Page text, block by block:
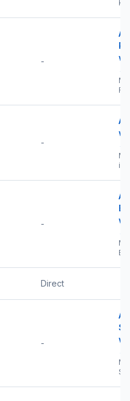
-
→
-
→
in3
-
→
Direct
-
→